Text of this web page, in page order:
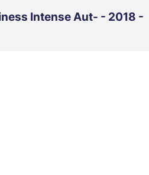
Intense Aut- - 2018 -